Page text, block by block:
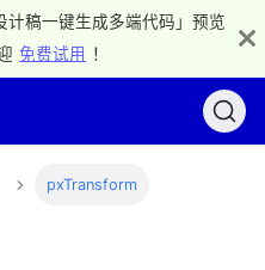
稿一键生成多端代码」预览
免费试用 ！
pxTransform